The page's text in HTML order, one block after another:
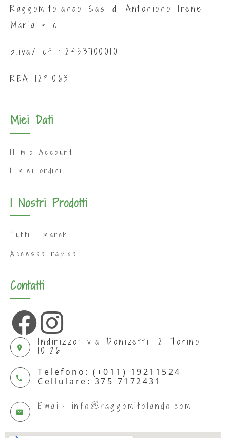
Raggomitolando Sas di Antoniono Irene
Maria & c.
p.iva/ cf :12453700010
REA 1291063
Miei Dati
Il mio Account
I miei ordini
I Nostri Prodotti
Tutti i marchi
Accesso rapido
Contatti
Indirizzo: via Donizetti 12 Torino
10126
Telefono: (+011) 19211524
Cellulare: 375 7172431
Email: info@raggomitolando.com